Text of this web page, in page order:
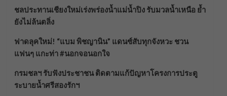
ชลประทานเชียงใหม่เร่งพร่องน้ำแม่น้ำปิง รับมวลน้ำเหนือ ย้ำ
ยังไม่ล้นตลิ่ง
ฟาดลุคใหม่! “แบม พิชญานิน” แดนซ์สับทุกจังหวะ ชวน
แฟนๆ แกะท่า #นอกจอนอกใจ
กรมชลฯ รับฟังประชาชน ติดตามแก้ปัญหาโครงการประตู
ระบายน้ำศรีสองรักฯ